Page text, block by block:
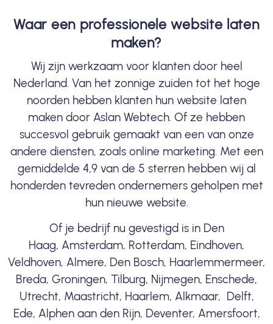
Waar een professionele website laten
maken?
Wij zijn werkzaam voor klanten door heel
Nederland. Van het zonnige zuiden tot het hoge
noorden hebben klanten hun website laten
maken door Aslan Webtech. Of ze hebben
succesvol gebruik gemaakt van een van onze
andere diensten, zoals online marketing. Met een
gemiddelde 4,9 van de 5 sterren hebben wij al
honderden tevreden ondernemers geholpen met
hun nieuwe website.
Of je bedrijf nu gevestigd is in Den
Haag, Amsterdam, Rotterdam, Eindhoven,
Veldhoven, Almere, Den Bosch, Haarlemmermeer,
Breda, Groningen, Tilburg, Nijmegen, Enschede,
Utrecht, Maastricht, Haarlem, Alkmaar, Delft,
Ede, Alphen aan den Rijn, Deventer, Amersfoort,